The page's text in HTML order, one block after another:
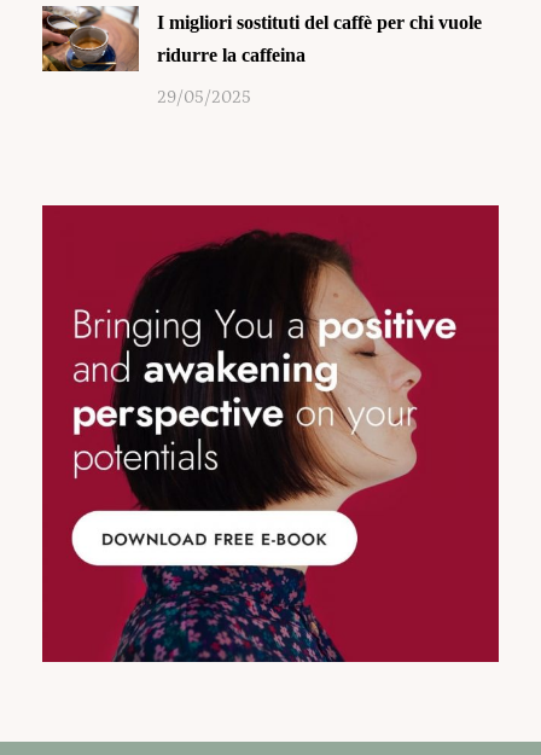
I migliori sostituti del caffè per chi vuole
ridurre la caffeina
29/05/2025